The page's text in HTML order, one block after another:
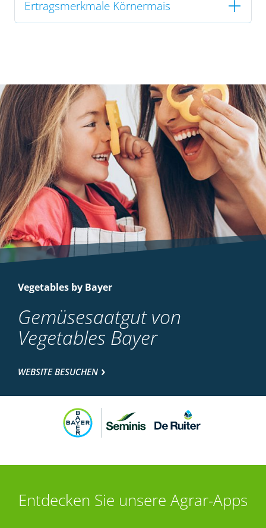
Ertragsmerkmale Körnermais
Vegetables by Bayer
Gemüsesaatgut von
Vegetables Bayer
WEBSITE BESUCHEN
Entdecken Sie unsere Agrar-Apps